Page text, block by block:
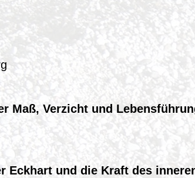
Maß, Verzicht und
Eckhart und die Kraft des